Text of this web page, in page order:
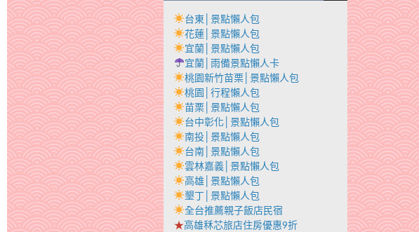
台東│景點懶人包
花蓮│景點懶人包
宜蘭│景點懶人包
宜蘭│雨備景點懶人卡
桃園新竹苗栗│景點懶人包
桃園│行程懶人包
苗栗│景點懶人包
台中彰化│景點懶人包
南投│景點懶人包
台南│景點懶人包
雲林嘉義│景點懶人包
高雄│景點懶人包
墾丁│景點懶人包
全台推薦親子飯店民宿
★高雄秝芯旅店住房優惠9折